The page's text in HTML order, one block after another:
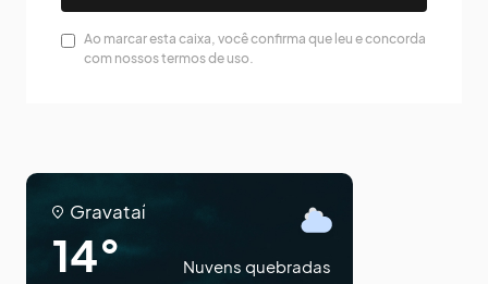
Ao marcar esta caixa, você confirma que leu e concorda
com nossos termos de uso.
Gravataí
14° Nuvens quebradas